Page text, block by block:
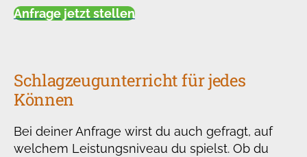
Anfrage jetzt stellen
Schlagzeugunterricht für jedes
Können
Bei deiner Anfrage wirst du auch gefragt, auf
welchem Leistungsniveau du spielst. Ob du